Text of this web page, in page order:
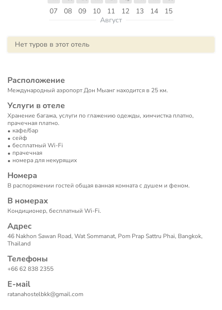
07 08 09 10 11 12 13 14 15
Август
Нет туров в этот отель
Расположение
Международный аэропорт Дон Мыанг находится в 25 км.
Услуги в отеле
Хранение багажа, услуги по глажению одежды, химчистка платно,
прачечная платно.
кафе/бар
сейф
бесплатный Wi-Fi
прачечная
номера для некурящих
Номера
В распоряжении гостей общая ванная комната с душем и феном.
В номерах
Кондиционер, бесплатный Wi-Fi.
Адрес
46 Nakhon Sawan Road, Wat Sommanat, Pom Prap Sattru Phai, Bangkok,
Thailand
Телефоны
+66 62 838 2355
Е-маil
ratanahostelbkk@gmail.com